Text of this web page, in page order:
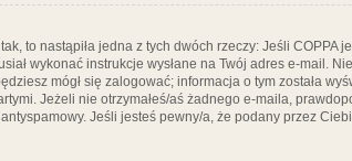
to nastąpiła jedna z tych dwóch rzeczy: Jeśli COPPA
wykonać instrukcje wysłane na Twój adres e-mail.
mógł się zalogować; informacja o tym została
Jeżeli nie otrzymałeś/aś żadnego e-maila,
Jeśli jesteś pewny/a, że podany przez